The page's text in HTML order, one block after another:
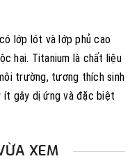
lớp lót và lớp phủ cao
hại. Titanium là chất liệu
trường, tương thích sinh
ít gây dị ứng và đặc biệt
XEM